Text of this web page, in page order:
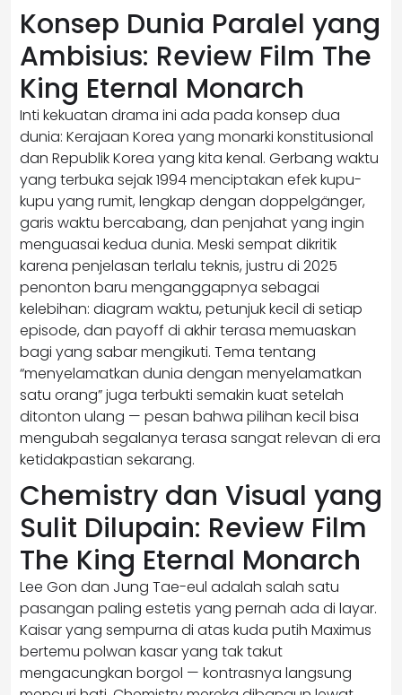
Konsep Dunia Paralel yang
Ambisius: Review Film The
King Eternal Monarch
Inti kekuatan drama ini ada pada konsep dua
dunia: Kerajaan Korea yang monarki konstitusional
dan Republik Korea yang kita kenal. Gerbang waktu
yang terbuka sejak 1994 menciptakan efek kupu-
kupu yang rumit, lengkap dengan doppelgänger,
garis waktu bercabang, dan penjahat yang ingin
menguasai kedua dunia. Meski sempat dikritik
karena penjelasan terlalu teknis, justru di 2025
penonton baru menganggapnya sebagai
kelebihan: diagram waktu, petunjuk kecil di setiap
episode, dan payoff di akhir terasa memuaskan
bagi yang sabar mengikuti. Tema tentang
“menyelamatkan dunia dengan menyelamatkan
satu orang” juga terbukti semakin kuat setelah
ditonton ulang — pesan bahwa pilihan kecil bisa
mengubah segalanya terasa sangat relevan di era
ketidakpastian sekarang.
Chemistry dan Visual yang
Sulit Dilupain: Review Film
The King Eternal Monarch
Lee Gon dan Jung Tae-eul adalah salah satu
pasangan paling estetis yang pernah ada di layar.
Kaisar yang sempurna di atas kuda putih Maximus
bertemu polwan kasar yang tak takut
mengacungkan borgol — kontrasnya langsung